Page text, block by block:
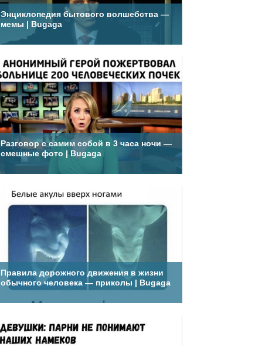
Энциклопедия бытового волшебства —
мемы | Bugaga
Разговор с самим собой в 3 часа ночи —
смешные фото | Bugaga
Правила дорожного движения в жизни
обычного человека — приколы | Bugaga